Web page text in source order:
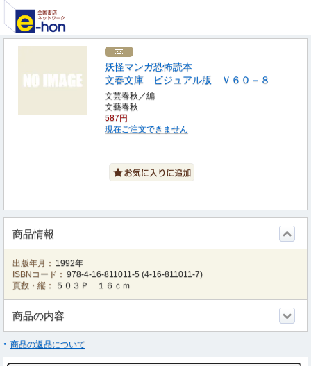
妖怪マンガ恐怖読本
文春文庫 ビジュアル版 Ｖ６０－８
文芸春秋／編
文藝春秋
587円
現在ご注文できません
商品情報
出版年月： 1992年
ISBNコード： 978-4-16-811011-5 (4-16-811011-7)
頁数・縦：
５０３Ｐ １６ｃｍ
商品の内容
商品の返品について